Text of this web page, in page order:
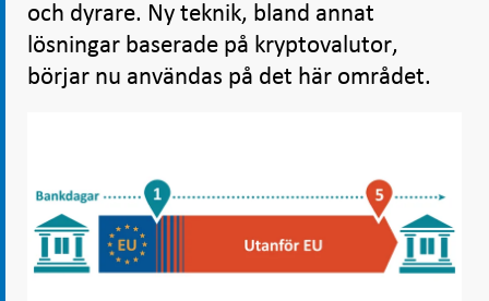
och dyrare. Ny teknik, bland annat
lösningar baserade på kryptovalutor,
börjar nu användas på det här området.